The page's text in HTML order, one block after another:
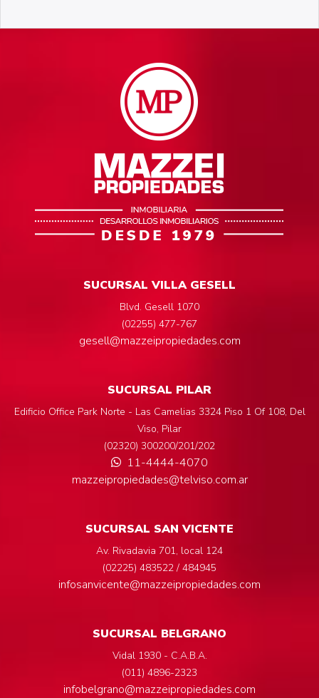
SUCURSAL VILLA GESELL
Blvd. Gesell 1070
(02255) 477-767
gesell@mazzeipropiedades.com
SUCURSAL PILAR
Edificio Office Park Norte - Las Camelias 3324 Piso 1 Of 108, Del
Viso, Pilar
(02320) 300200/201/202
11-4444-4070
mazzeipropiedades@telviso.com.ar
SUCURSAL SAN VICENTE
Av. Rivadavia 701, local 124
(02225) 483522 / 484945
infosanvicente@mazzeipropiedades.com
SUCURSAL BELGRANO
Vidal 1930 - C.A.B.A.
(011) 4896-2323
infobelgrano@mazzeipropiedades.com